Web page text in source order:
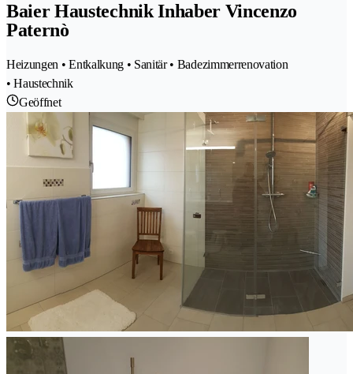
Baier Haustechnik Inhaber Vincenzo
Paternò
Heizungen • Entkalkung • Sanitär • Badezimmerrenovation
• Haustechnik
Geöffnet